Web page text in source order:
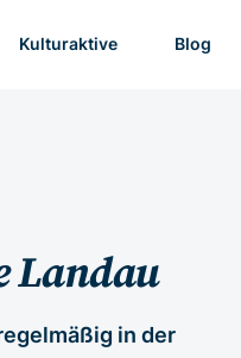
Kulturaktive Blog
Landau
in der